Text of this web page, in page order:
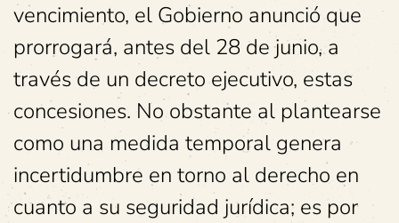
vencimiento, el Gobierno anunció que
prorrogará, antes del 28 de junio, a
través de un decreto ejecutivo, estas
concesiones. No obstante al plantearse
como una medida temporal genera
incertidumbre en torno al derecho en
cuanto a su seguridad jurídica; es por